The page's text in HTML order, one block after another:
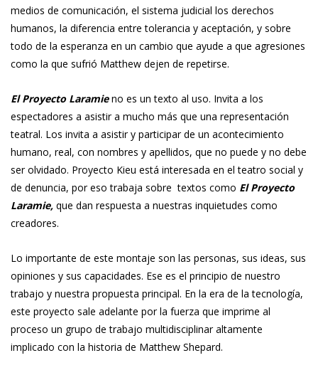
medios de comunicación, el sistema judicial los derechos
humanos, la diferencia entre tolerancia y aceptación, y sobre
todo de la esperanza en un cambio que ayude a que agresiones
como la que sufrió Matthew dejen de repetirse.
El Proyecto Laramieno es un texto al uso. Invita a los
espectadores a asistir a mucho más que una representación
teatral. Los invita a asistir y participar de un acontecimiento
humano, real, con nombres y apellidos, que no puede y no debe
ser olvidado. Proyecto Kieu está interesada en el teatro social y
de denuncia, por eso trabaja sobre textos como El Proyecto
Laramie, que dan respuesta a nuestras inquietudes como
creadores.
Lo importante de este montaje son las personas, sus ideas, sus
opiniones y sus capacidades. Ese es el principio de nuestro
trabajo y nuestra propuesta principal. En la era de la tecnología,
este proyecto sale adelante por la fuerza que imprime al
proceso un grupo de trabajo multidisciplinar altamente
implicado con la historia de Matthew Shepard.